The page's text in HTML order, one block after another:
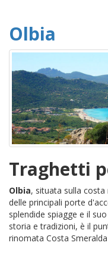
Olbia
Traghetti
Olbia, situata sulla costa
delle principali porte
splendide spiagge e il
storia e tradizioni, è il
rinomata Costa